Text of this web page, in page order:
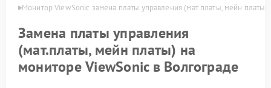
Монитор ViewSonic замена платы управления (мат.платы, мейн платы)
Замена платы управления
(мат.платы, мейн платы) на
мониторе ViewSonic в Волгограде